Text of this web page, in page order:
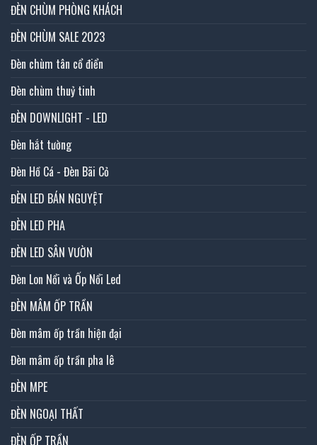
ĐÈN CHÙM PHÒNG KHÁCH
ĐÈN CHÙM SALE 2023
Đèn chùm tân cổ điển
Đèn chùm thuỷ tinh
ĐÈN DOWNLIGHT - LED
Đèn hắt tường
Đèn Hồ Cá - Đèn Bãi Cỏ
ĐÈN LED BÁN NGUYỆT
ĐÈN LED PHA
ĐÈN LED SÂN VƯỜN
Đèn Lon Nổi và Ốp Nổi Led
ĐÈN MÂM ỐP TRẦN
Đèn mâm ốp trần hiện đại
Đèn mâm ốp trần pha lê
ĐÈN MPE
ĐÈN NGOẠI THẤT
ĐÈN ỐP TRẦN